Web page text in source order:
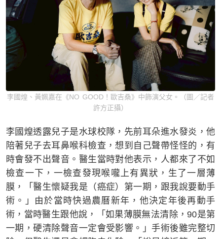
李國煌、黃姵嘉在《NO GOOD！歐吉桑》中飾演父女。（圖／記者
許方正攝）
李國煌透露兒子是水球校隊，先前耳朵進水發炎，他
陪著兒子去耳鼻喉科檢查，想到自己聲帶怪怪的，有
時會發不出聲音。醫生當時對他表示，人都來了不如
檢查一下，一檢查發現喉嚨上有異狀，生了一層薄
膜，「醫生懷疑我是（癌症）第一期，跟我說要動手
術。」由於當時快過農曆新年，他決定年後再動手
術，當時醫生跟他說，「如果薄膜無法清除，90是第
一期，硬清除聲音一定會受影響。」手術後雖完整切